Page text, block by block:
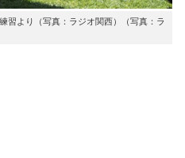
より（写真：ラジオ関西）（写真：ラ